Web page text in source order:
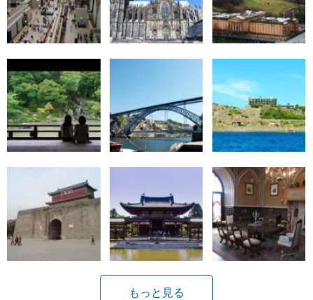
もっと見る